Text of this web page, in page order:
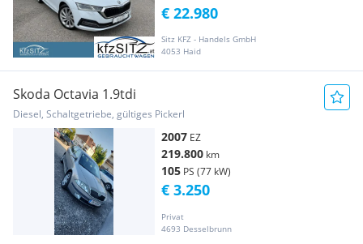
Sitz KFZ - Handels GmbH
4053 Haid
€ 22.980
Skoda Octavia 1.9tdi
Diesel, Schaltgetriebe, gültiges Pickerl
2007 EZ
219.800 km
105 PS (77 kW)
Privat
4693 Desselbrunn
€ 3.250